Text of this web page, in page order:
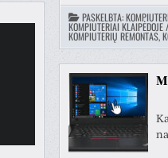
PASKELBTA:
KOMPIUTERIAI KLAIPĖDOJE
KOMPIUTERIŲ REMONTAS,